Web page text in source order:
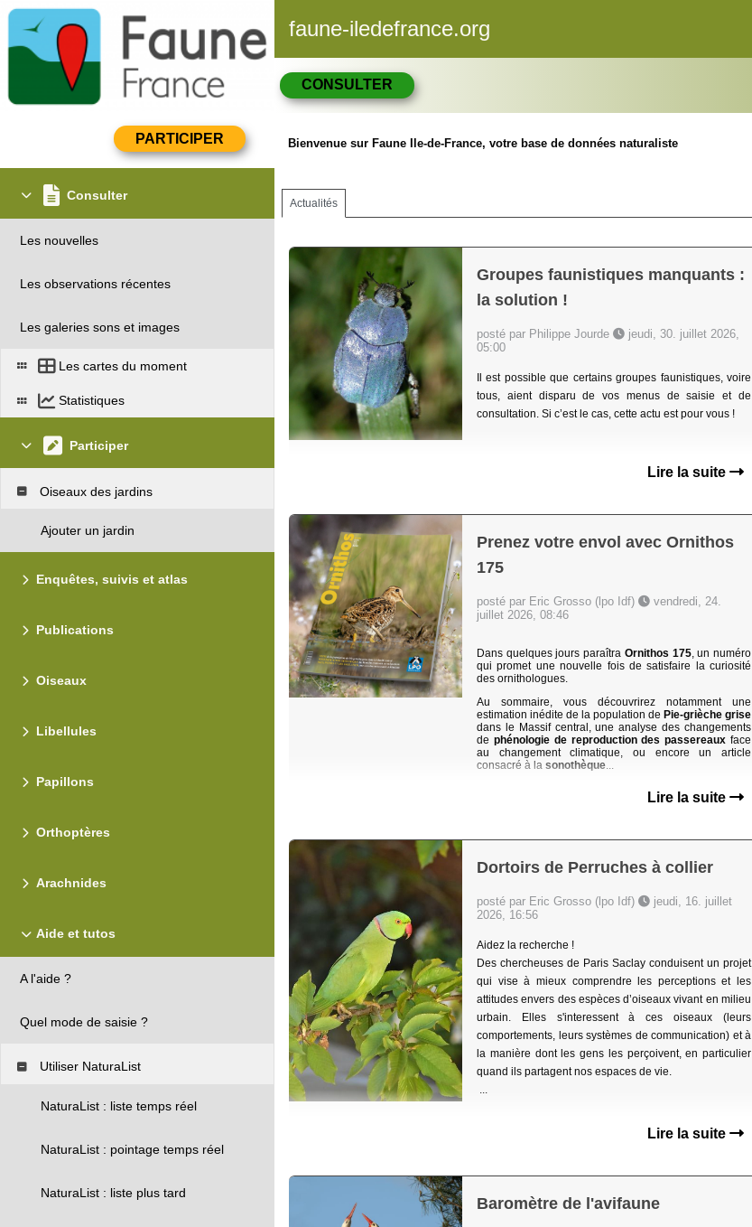
faune-iledefrance.org
Consulter
Les nouvelles
Les observations récentes
Les galeries sons et images
Les cartes du moment
Statistiques
Participer
Oiseaux des jardins
Ajouter un jardin
Enquêtes, suivis et atlas
Publications
Oiseaux
Libellules
Papillons
Orthoptères
Arachnides
Aide et tutos
A l'aide ?
Quel mode de saisie ?
Utiliser NaturaList
NaturaList : liste temps réel
NaturaList : pointage temps réel
NaturaList : liste plus tard
CONSULTER
Bienvenue sur Faune Ile-de-France, votre base de données naturaliste
Actualités
Groupes faunistiques manquants :
la solution !
posté par Philippe Jourde
jeudi, 30. juillet 2026,
05:00
Il est possible que certains groupes faunistiques, voire
tous, aient disparu de vos menus de saisie et de
consultation. Si c’est le cas, cette actu est pour vous !
Lire la suite
Prenez votre envol avec Ornithos
175
posté par Eric Grosso (lpo Idf)
vendredi, 24.
juillet 2026, 08:46
Dans quelques jours paraîtra Ornithos 175, un numéro
qui promet une nouvelle fois de satisfaire la curiosité
des ornithologues.
Au sommaire, vous découvrirez notamment une
estimation inédite de la population de Pie-grièche grise
dans le Massif central, une analyse des changements
de phénologie de reproduction des passereaux face
au changement climatique, ou encore un article
consacré à la sonothèque...
Lire la suite
Dortoirs de Perruches à collier
posté par Eric Grosso (lpo Idf)
jeudi, 16. juillet
2026, 16:56
Aidez la recherche !
Des chercheuses de Paris Saclay conduisent un projet
qui vise à mieux comprendre les perceptions et les
attitudes envers des espèces d’oiseaux vivant en milieu
urbain. Elles s'interessent à ces oiseaux (leurs
comportements, leurs systèmes de communication) et à
la manière dont les gens les perçoivent, en particulier
quand ils partagent nos espaces de vie.
...
Lire la suite
Baromètre de l'avifaune